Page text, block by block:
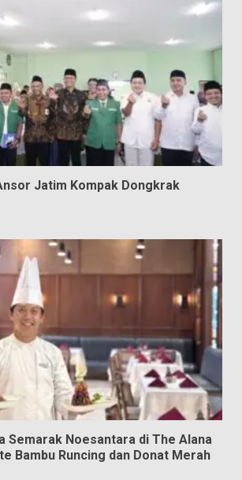
Jatim Kompak Dongkrak
Semarak Noesantara di The Alana
Bambu Runcing dan Donat Merah